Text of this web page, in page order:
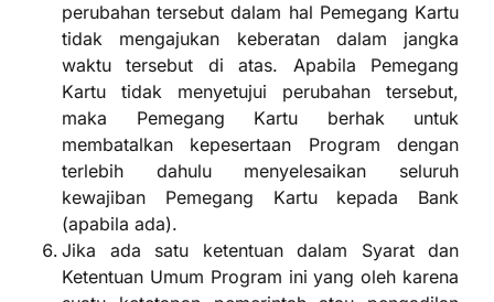
perubahan tersebut dalam hal Pemegang Kartu
tidak mengajukan keberatan dalam jangka
waktu tersebut di atas. Apabila Pemegang
Kartu tidak menyetujui perubahan tersebut,
maka Pemegang Kartu berhak untuk
membatalkan kepesertaan Program dengan
terlebih dahulu menyelesaikan seluruh
kewajiban Pemegang Kartu kepada Bank
(apabila ada).
Jika ada satu ketentuan dalam Syarat dan
Ketentuan Umum Program ini yang oleh karena